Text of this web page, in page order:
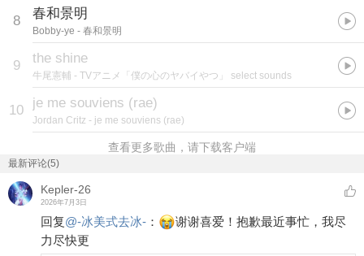
8 春和景明
Bobby-ye - 春和景明
9 the shine
牛尾憲輔 - TVアニメ「僕の心のヤバイやつ」 select sounds
10 je me souviens (rae)
Jordan Critz - je me souviens (rae)
查看更多歌曲，请下载客户端
最新评论(5)
Kepler-26
2026年7月3日
回复@-冰美式去冰- ：
谢谢喜爱！抱歉最近事忙，我尽
力尽快更